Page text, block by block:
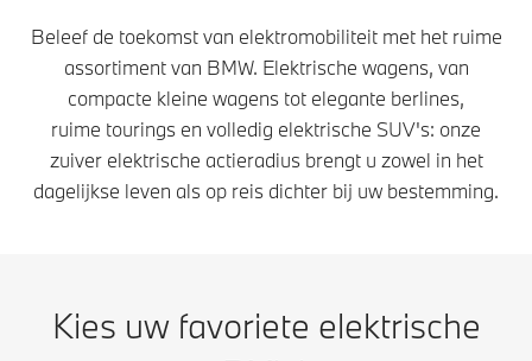
Beleef de toekomst van elektromobiliteit met het ruime
assortiment van BMW. Elektrische wagens, van
compacte kleine wagens tot elegante berlines,
ruime tourings en volledig elektrische SUV's: onze
zuiver elektrische actieradius brengt u zowel in het
dagelijkse leven als op reis dichter bij uw bestemming.
Kies uw favoriete elektrische